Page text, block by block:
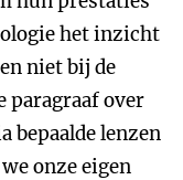
het inzicht
niet bij de
paragraaf over
bepaalde lenzen
onze eigen